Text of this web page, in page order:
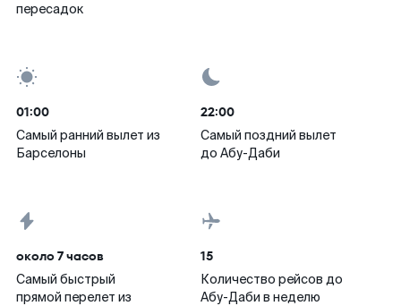
пересадок
01:00
Самый ранний вылет из
Барселоны
22:00
Самый поздний вылет
до Абу-Даби
около 7 часов
Самый быстрый
прямой перелет из
15
Количество рейсов до
Абу-Даби в неделю